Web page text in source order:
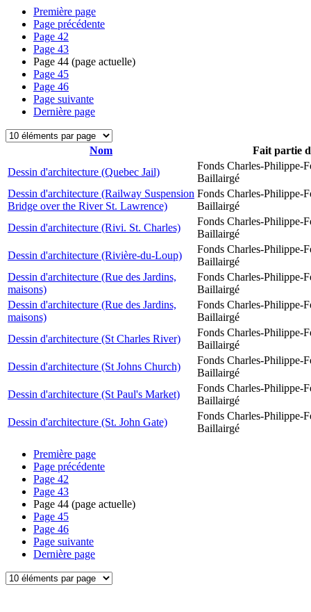
Première page
Page précédente
Page 42
Page 43
Page 44 (page actuelle)
Page 45
Page 46
Page suivante
Dernière page
Nom
Fait partie
Dessin d'architecture (Quebec Jail)
Fonds Charles-Philippe-
Baillairgé
Dessin d'architecture (Railway Suspension
Bridge over the River St. Lawrence)
Fonds Charles-Philippe-
Baillairgé
Dessin d'architecture (Rivi. St. Charles)
Fonds Charles-Philippe-
Baillairgé
Dessin d'architecture (Rivière-du-Loup)
Fonds Charles-Philippe-
Baillairgé
Dessin d'architecture (Rue des Jardins,
maisons)
Fonds Charles-Philippe-
Baillairgé
Dessin d'architecture (Rue des Jardins,
maisons)
Fonds Charles-Philippe-
Baillairgé
Dessin d'architecture (St Charles River)
Fonds Charles-Philippe-
Baillairgé
Dessin d'architecture (St Johns Church)
Fonds Charles-Philippe-
Baillairgé
Dessin d'architecture (St Paul's Market)
Fonds Charles-Philippe-
Baillairgé
Dessin d'architecture (St. John Gate)
Fonds Charles-Philippe-
Baillairgé
Première page
Page précédente
Page 42
Page 43
Page 44 (page actuelle)
Page 45
Page 46
Page suivante
Dernière page